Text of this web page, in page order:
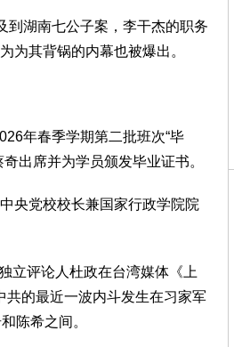
到湖南七公子案，李干杰的职务
为其背锅的内幕也被爆出。
年春季学期第二批班次“毕
出席并为学员颁发毕业证书。
央党校校长兼国家行政学院院
立评论人杜政在台湾媒体《上
共的最近一波内斗发生在习家军
陈希之间。